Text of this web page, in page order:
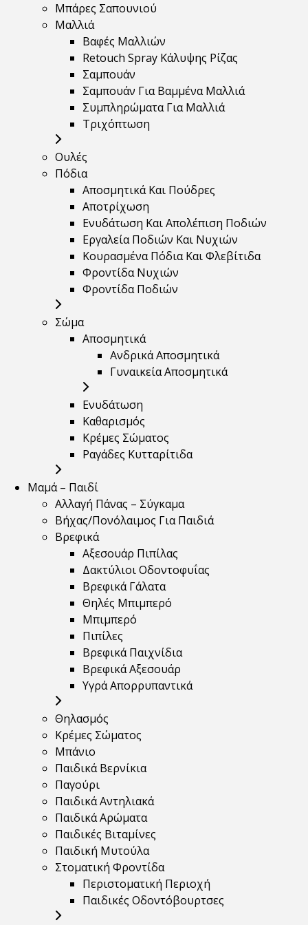
Μπάρες Σαπουνιού
Μαλλιά
Βαφές Μαλλιών
Retouch Spray Κάλυψης Ρίζας
Σαμπουάν
Σαμπουάν Για Βαμμένα Μαλλιά
Συμπληρώματα Για Μαλλιά
Τριχόπτωση
Ουλές
Πόδια
Αποσμητικά Και Πούδρες
Αποτρίχωση
Ενυδάτωση Και Απολέπιση Ποδιών
Εργαλεία Ποδιών Και Νυχιών
Κουρασμένα Πόδια Και Φλεβίτιδα
Φροντίδα Νυχιών
Φροντίδα Ποδιών
Σώμα
Αποσμητικά
Ανδρικά Αποσμητικά
Γυναικεία Αποσμητικά
Ενυδάτωση
Καθαρισμός
Κρέμες Σώματος
Ραγάδες Κυτταρίτιδα
Μαμά – Παιδί
Αλλαγή Πάνας – Σύγκαμα
Βήχας/Πονόλαιμος Για Παιδιά
Βρεφικά
Αξεσουάρ Πιπίλας
Δακτύλιοι Οδοντοφυΐας
Βρεφικά Γάλατα
Θηλές Μπιμπερό
Μπιμπερό
Πιπίλες
Βρεφικά Παιχνίδια
Βρεφικά Αξεσουάρ
Υγρά Απορρυπαντικά
Θηλασμός
Κρέμες Σώματος
Μπάνιο
Παιδικά Βερνίκια
Παγούρι
Παιδικά Αντηλιακά
Παιδικά Αρώματα
Παιδικές Βιταμίνες
Παιδική Μυτούλα
Στοματική Φροντίδα
Περιστοματική Περιοχή
Παιδικές Οδοντόβουρτσες